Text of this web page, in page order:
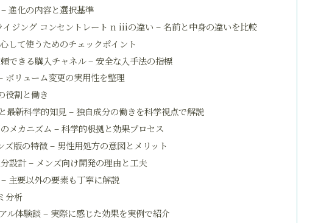
進化の内容と選択基準
ジング コンセントレート n iiiの違い – 名前と中身の違いを比較
して使うためのチェックポイント
できる購入チャネル – 安全な入手法の指標
リューム変更の実用性を整理
役割と働き
最新科学的知見 – 独自成分の働きを科学視点で解説
メカニズム – 科学的根拠と効果プロセス
版の特徴 – 男性用処方の意図とメリット
設計 – メンズ向け開発の理由と工夫
主要以外の要素も丁寧に解説
分析
ル体験談 – 実際に感じた効果を実例で紹介